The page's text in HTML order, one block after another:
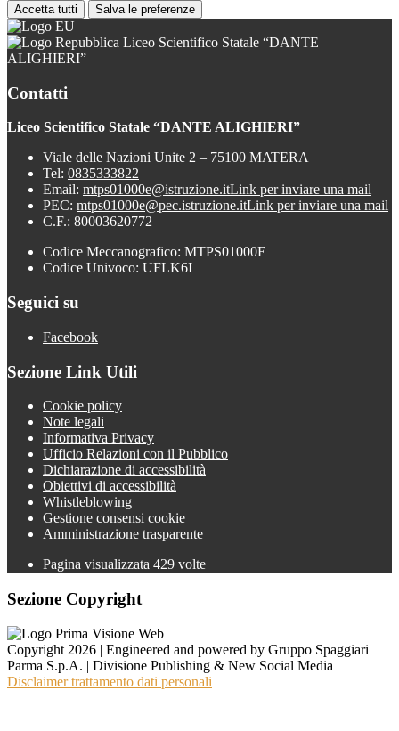
Accetta tutti Salva le preferenze
Liceo Scientifico Statale “DANTE
ALIGHIERI”
Contatti
Liceo Scientifico Statale “DANTE ALIGHIERI”
Viale delle Nazioni Unite 2 – 75100 MATERA
Tel: 0835333822
Email: mtps01000e@istruzione.itLink per inviare una mail
PEC: mtps01000e@pec.istruzione.itLink per inviare una mail
C.F.: 80003620772
Codice Meccanografico: MTPS01000E
Codice Univoco: UFLK6I
Seguici su
Facebook
Sezione Link Utili
Cookie policy
Note legali
Informativa Privacy
Ufficio Relazioni con il Pubblico
Dichiarazione di accessibilità
Obiettivi di accessibilità
Whistleblowing
Gestione consensi cookie
Amministrazione trasparente
Pagina visualizzata 429 volte
Sezione Copyright
Copyright 2026 | Engineered and powered by Gruppo Spaggiari
Parma S.p.A. | Divisione Publishing & New Social Media
Disclaimer trattamento dati personali